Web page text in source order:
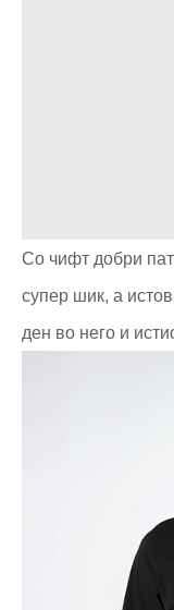
Со чифт добри
супер шик, а
ден во него и